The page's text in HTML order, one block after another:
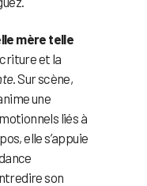
mère telle
et la
. Sur scène,
une
liés à
elle s’appuie
son